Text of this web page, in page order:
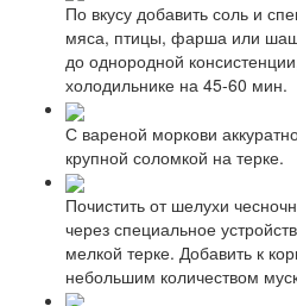
По вкусу добавить соль и
мяса, птицы, фарша или
до однородной
холодильнике на 45-60 мин.
С вареной моркови
крупной соломкой на терке.
Почистить от шелухи
через специальное
мелкой терке. Добавить к
небольшим количеством